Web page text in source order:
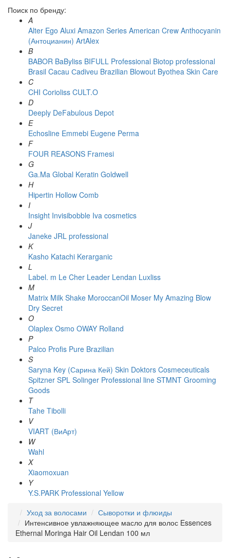
Поиск по бренду:
A
Alter Ego Aluxi Amazon Series American Crew Anthocyanin
(Антоцианин) ArtAlex
B
BABOR BaByliss BIFULL Professional Biotop professional
Brasil Cacau Сadiveu Brazilian Blowout Byothea Skin Care
C
CHI Corioliss CULT.O
D
Deeply DeFabulous Depot
E
Echosline Emmebi Eugene Perma
F
FOUR REASONS Framesi
G
Ga.Ma Global Keratin Goldwell
H
Hipertin Hollow Comb
I
Insight Invisibobble Iva cosmetics
J
Janeke JRL professional
K
Kasho Katachi Kerarganic
L
Label. m Le Cher Leader Lendan Luxliss
M
Matrix Milk Shake MoroccanOil Moser My Amazing Blow
Dry Secret
O
Olaplex Osmo OWAY Rolland
P
Palco Profis Pure Brazilian
S
Saryna Key (Сарина Кей) Skin Doktors Cosmeceuticals
Spitzner SPL Solinger Professional line STMNT Grooming
Goods
T
Tahe Tibolli
V
VIART (ВиАрт)
W
Wahl
X
Xiaomoxuan
Y
Y.S.PARK Professional Yellow
Уход за волосами
Сыворотки и флюиды
Интенсивное увлажняющее масло для волос Essences
Ethernal Moringa Hair Oil Lendan 100 мл